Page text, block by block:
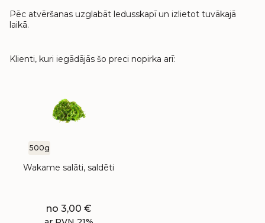
Pēc atvēršanas uzglabāt ledusskapī un izlietot tuvākajā
laikā.
Klienti, kuri iegādājās šo preci nopirka arī:
500g
Wakame salāti, saldēti
no 3,00 €